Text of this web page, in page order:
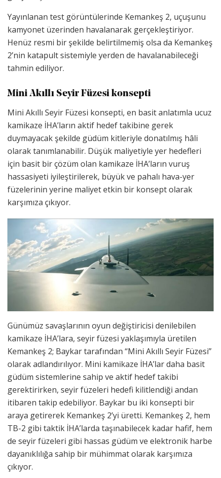
Yayınlanan test görüntülerinde Kemankeş 2, uçuşunu
kamyonet üzerinden havalanarak gerçekleştiriyor.
Henüz resmi bir şekilde belirtilmemiş olsa da Kemankeş
2’nin katapult sistemiyle yerden de havalanabileceği
tahmin ediliyor.
Mini Akıllı Seyir Füzesi konsepti
Mini Akıllı Seyir Füzesi konsepti, en basit anlatımla ucuz
kamikaze İHA’ların aktif hedef takibine gerek
duymayacak şekilde güdüm kitleriyle donatılmış hâli
olarak tanımlanabilir. Düşük maliyetiyle yer hedefleri
için basit bir çözüm olan kamikaze İHA’ların vuruş
hassasiyeti iyileştirilerek, büyük ve pahalı hava-yer
füzelerinin yerine maliyet etkin bir konsept olarak
karşımıza çıkıyor.
Günümüz savaşlarının oyun değiştiricisi denilebilen
kamikaze İHA’lara, seyir füzesi yaklaşımıyla üretilen
Kemankeş 2; Baykar tarafından “Mini Akıllı Seyir Füzesi”
olarak adlandırılıyor. Mini kamikaze İHA’lar daha basit
güdüm sistemlerine sahip ve aktif hedef takibi
gerektirirken, seyir füzeleri hedefi kilitlendiği andan
itibaren takip edebiliyor. Baykar bu iki konsepti bir
araya getirerek Kemankeş 2’yi üretti. Kemankeş 2, hem
TB-2 gibi taktik İHA’larda taşınabilecek kadar hafif, hem
de seyir füzeleri gibi hassas güdüm ve elektronik harbe
dayanıklılığa sahip bir mühimmat olarak karşımıza
çıkıyor.